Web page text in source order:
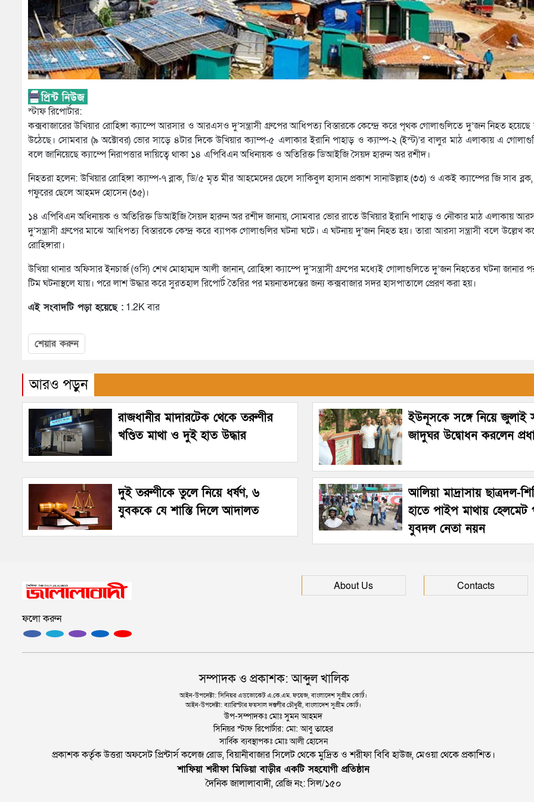
স্টাফ রিপোর্টার:
কক্সবাজারের উখিয়ার রোহিঙ্গা ক্যাম্পে আরসার ও আরএসও দু’সন্ত্রাসী গ্রুপের আধিপত্য বিস্তারকে কেন্দ্রে করে পৃথক গোলাগুলিতে দু’জন নিহত
উঠেছে। সোমবার (৯ অক্টোবর) ভোর সাড়ে ৪টার দিকে উখিয়ার ক্যাম্প-৫ এলাকার ইরানি পাহাড় ও ক্যাম্প-২ (ইস্ট)’র বালুর মাঠ এলাকায় এ
বলে জানিয়েছে ক্যাম্পে নিরাপত্তার দায়িত্বে থাকা ১৪ এপিবিএন অধিনায়ক ও অতিরিক্ত ডিআইজি সৈয়দ হারুন অর রশীদ।
নিহতরা হলেন: উখিয়ার রোহিঙ্গা ক্যাম্প-৭ ব্লাক, ডি/৫ মৃত মীর আহমেদের ছেলে সাকিবুল হাসান প্রকাশ সানাউল্লাহ (৩৩) ও একই ক্যাম্পের জি সাব
গফুরের ছেলে আহমদ হোসেন (৩৫)।
১৪ এপিবিএন অধিনায়ক ও অতিরিক্ত ডিআইজি সৈয়দ হারুন অর রশীদ জানায়, সোমবার ভোর রাতে উখিয়ার ইরানি পাহাড় ও নৌকার মাঠ এলাকায়
দু’সন্ত্রাসী গ্রুপের মাঝে আধিপত্য বিস্তারকে কেন্দ্র করে ব্যাপক গোলাগুলির ঘটনা ঘটে। এ ঘটনায় দু’জন নিহত হয়। তারা আরসা সন্ত্রাসী বলে উল্লেখ
রোহিঙ্গারা।
উখিয়া থানার অফিসার ইনচার্জ (ওসি) শেখ মোহাম্মদ আলী জানান, রোহিঙ্গা ক্যাম্পে দু’সন্ত্রাসী গ্রুপের মধ্যেই গোলাগুলিতে দু’জন নিহতের ঘটনা জানার
টিম ঘটনাস্থলে যায়। পরে লাশ উদ্ধার করে সুরতহাল রিপোর্ট তৈরির পর ময়নাতদন্তের জন্য কক্সবাজার সদর হাসপাতালে প্রেরণ করা হয়।
এই সংবাদটি পড়া হয়েছে : 1.2K বার
শেয়ার করুন
আরও পড়ুন
রাজধানীর মাদারটেক থেকে তরুণীর
খণ্ডিত মাথা ও দুই হাত উদ্ধার
ইউনূসকে সঙ্গে নিয়ে জুলাই
জাদুঘর উদ্বোধন করলেন
দুই তরুণীকে তুলে নিয়ে ধর্ষণ, ৬
যুবককে যে শাস্তি দিলে আদালত
আলিয়া মাদ্রাসায় ছাত্রদল-
হাতে পাইপ মাথায় হেলমেট
যুবদল নেতা নয়ন
ফলো করুন
About Us Contacts
সম্পাদক ও প্রকাশক: আব্দুল খালিক
আইন-উপদেষ্টা: সিনিয়র এডভোকেট এ.কে.এম. ফয়েজ, বাংলাদেশ সুপ্রীম কোর্ট।
আইন-উপদেষ্টা: ব্যারিস্টার ফয়সাল দস্তগীর চৌধুরী, বাংলাদেশ সুপ্রীম কোর্ট।
উপ-সম্পাদকঃ মোঃ সুমন আহমদ
সিনিয়র স্টাফ রিপোর্টার: মো: আবু তাহের
সার্বিক ব্যবস্থাপকঃ মোঃ আলী হোসেন
প্রকাশক কর্তৃক উত্তরা অফসেট প্রিন্টার্স কলেজ রোড, বিয়ানীবাজার সিলেট থেকে মুদ্রিত ও শরীফা বিবি হাউজ, মেওয়া থেকে প্রকাশিত।
শাফিয়া শরীফা মিডিয়া বাড়ীর একটি সহযোগী প্রতিষ্ঠান
দৈনিক জালালাবাদী, রেজি নং: সিল/১৫০